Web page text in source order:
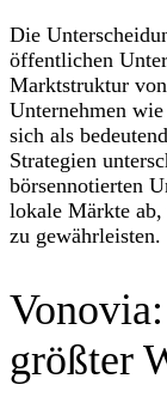
Die
öffentlichen
Marktstruktur
Unternehmen wie
sich als
Strategien
börsennotierten
lokale Märkte
zu gewährleisten.
größter